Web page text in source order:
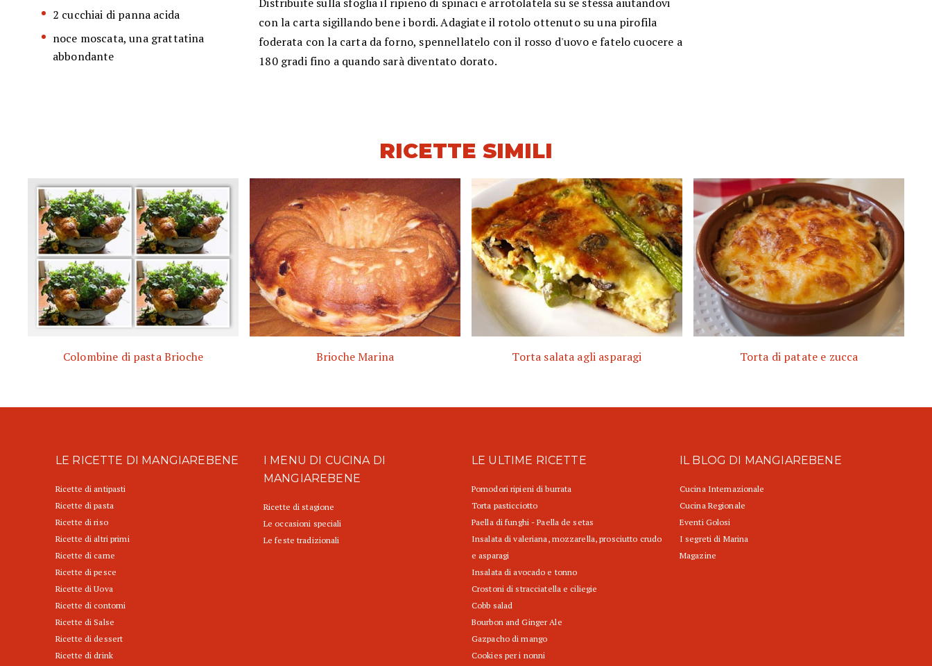
2 cucchiai di panna acida
noce moscata, una grattatina
abbondante
con la carta sigillando bene i bordi. Adagiate il rotolo ottenuto su una pirofila
foderata con la carta da forno, spennellatelo con il rosso d'uovo e fatelo cuocere a
180 gradi fino a quando sarà diventato dorato.
RICETTE SIMILI
Colombine di pasta Brioche Brioche Marina Torta salata agli asparagi Torta di patate e zucca
LE RICETTE DI MANGIAREBENE
Ricette di antipasti
Ricette di pasta
Ricette di riso
Ricette di altri primi
Ricette di carne
Ricette di pesce
Ricette di Uova
Ricette di contorni
Ricette di Salse
Ricette di dessert
Ricette di drink
I MENU DI CUCINA DI
MANGIAREBENE
Ricette di stagione
Le occasioni speciali
Le feste tradizionali
LE ULTIME RICETTE
Pomodori ripieni di burrata
Torta pasticciotto
Paella di funghi - Paella de setas
Insalata di valeriana, mozzarella, prosciutto crudo
e asparagi
Insalata di avocado e tonno
Crostoni di stracciatella e ciliegie
Cobb salad
Bourbon and Ginger Ale
Gazpacho di mango
Cookies per i nonni
IL BLOG DI MANGIAREBENE
Cucina Internazionale
Cucina Regionale
Eventi Golosi
I segreti di Marina
Magazine